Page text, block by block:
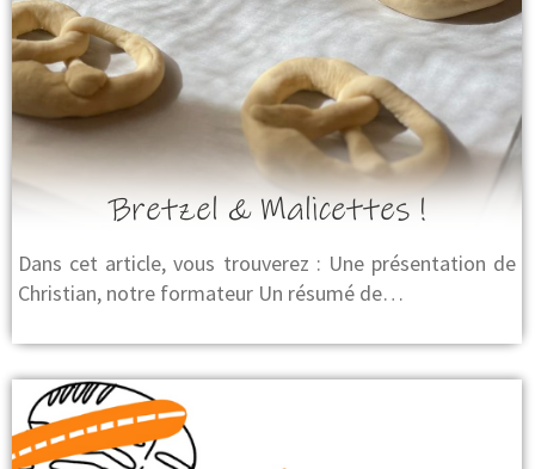
Bretzel & Malicettes !
Dans cet article, vous trouverez : Une présentation de
Christian, notre formateur Un résumé de…